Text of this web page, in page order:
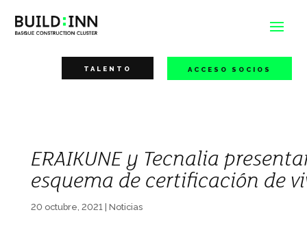
TALENTO ACCESO SOCIOS
ERAIKUNE y Tecnalia
esquema de certificación de
20 octubre, 2021| Noticias